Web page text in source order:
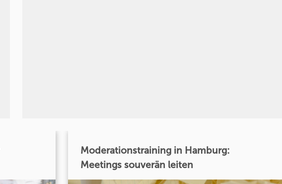
Moderationstraining in Hamburg:
Meetings souverän leiten